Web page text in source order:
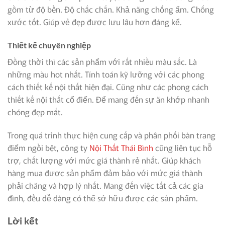
gồm từ độ bền. Độ chắc chắn. Khả năng chống ẩm. Chống
xước tốt. Giúp vẻ đẹp được lưu lâu hơn đáng kể.
Thiết kế chuyên nghiệp
Đồng thời thì các sản phẩm với rất nhiều màu sắc. Là
những màu hot nhất. Tính toán kỹ lưỡng với các phong
cách thiết kế nội thất hiện đại. Cũng như các phong cách
thiết kế nội thất cổ điển. Để mang đến sự ăn khớp nhanh
chóng đẹp mắt.
Trong quá trình thực hiện cung cấp và phân phối bàn trang
điểm ngồi bệt, công ty Nội Thất Thái Bình cũng liên tục hỗ
trợ, chất lượng với mức giá thành rẻ nhất. Giúp khách
hàng mua được sản phẩm đảm bảo với mức giá thành
phải chăng và hợp lý nhất. Mang đến việc tất cả các gia
đình, đều dễ dàng có thể sở hữu được các sản phẩm.
Lời kết